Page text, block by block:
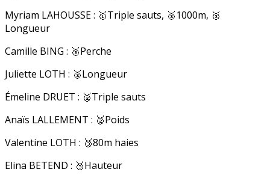
Myriam LAHOUSSE : 🥇Triple sauts, 🥈1000m, 🥉
Longueur
Camille BING : 🥈Perche
Juliette LOTH : 🥈Longueur
Émeline DRUET : 🥈Triple sauts
Anaïs LALLEMENT : 🥈Poids
Valentine LOTH : 🥉80m haies
Elina BETEND : 🥉Hauteur